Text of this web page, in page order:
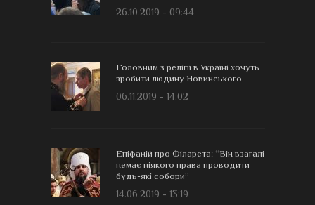
26.10.2019 - 09:44
Головним з релігії в Україні хочуть
зробити людину Новинського
06.11.2019 - 14:02
Епіфаній про Філарета: “Він взагалі
немає ніякого права проводити
будь-які собори”
14.06.2019 - 13:19